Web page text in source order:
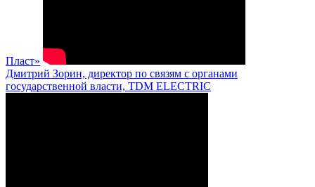
Пласт»
Дмитрий Зорин, директор по связям с органами
государственной власти, TDM ELECTRIC